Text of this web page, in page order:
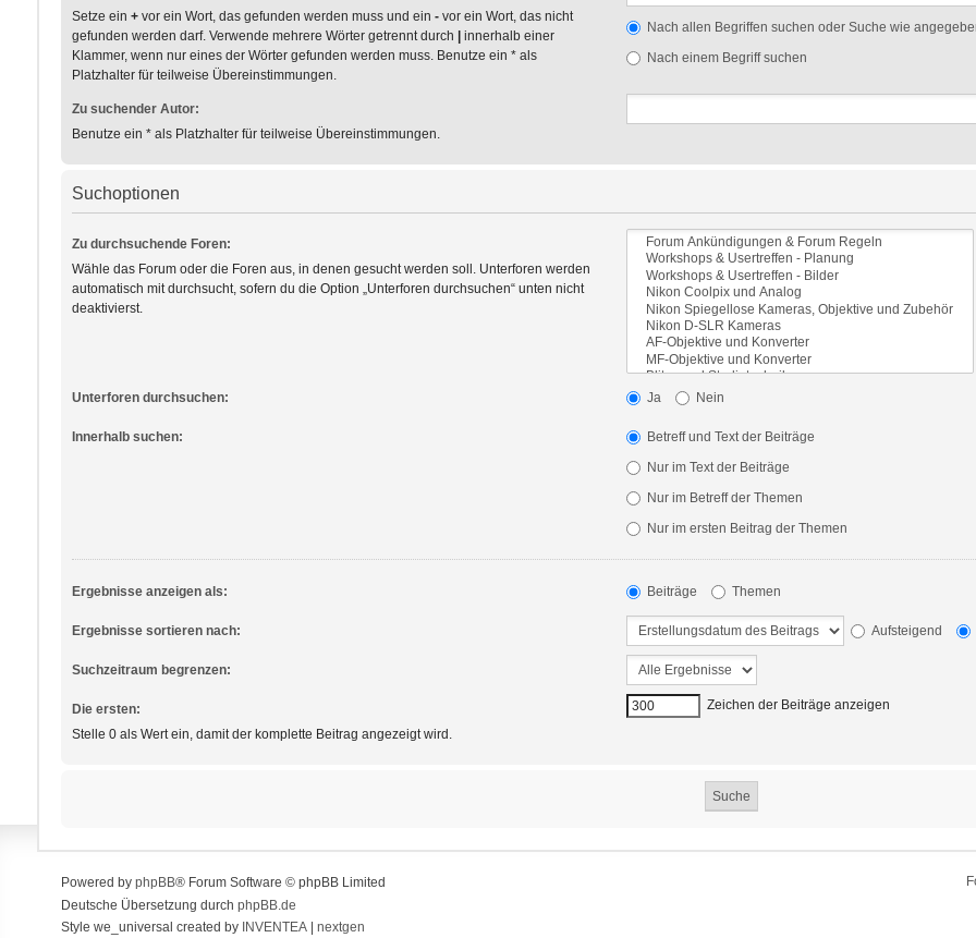
Setze ein +vor ein Wort, das gefunden werden muss und ein -vor ein Wort, das nicht
gefunden werden darf. Verwende mehrere Wörter getrennt durch
innerhalb einer
Klammer, wenn nur eines der Wörter gefunden werden muss. Benutze ein * als
Platzhalter für teilweise Übereinstimmungen.
Nach allen Begriffen suchen oder Suche wie
Nach einem Begriff suchen
Zu suchender Autor:
Benutze ein * als Platzhalter für teilweise Übereinstimmungen.
Suchoptionen
Zu durchsuchende Foren:
Wähle das Forum oder die Foren aus, in denen gesucht werden soll. Unterforen werden
automatisch mit durchsucht, sofern du die Option „Unterforen durchsuchen“ unten nicht
deaktivierst.
Unterforen durchsuchen: Ja Nein
Innerhalb suchen:
Betreff und Text der Beiträge
Nur im Text der Beiträge
Nur im Betreff der Themen
Nur im ersten Beitrag der Themen
Ergebnisse anzeigen als: Beiträge Themen
Ergebnisse sortieren nach: Aufsteigend
Suchzeitraum begrenzen:
Die ersten:
Stelle 0 als Wert ein, damit der komplette Beitrag angezeigt wird.
Zeichen der Beiträge anzeigen
Powered by phpBB® Forum Software © phpBB Limited
Deutsche Übersetzung durch phpBB.de
Style we_universal created by INVENTEA| nextgen